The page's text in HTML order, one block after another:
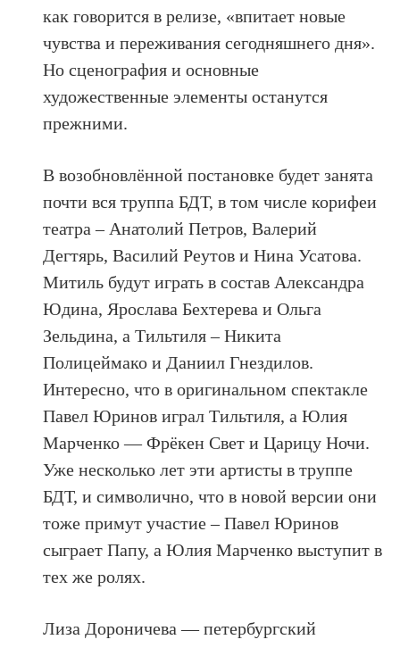
как говорится в релизе, «впитает новые
чувства и переживания сегодняшнего дня».
Но сценография и основные
художественные элементы останутся
прежними.
В возобновлённой постановке будет занята
почти вся труппа БДТ, в том числе корифеи
театра – Анатолий Петров, Валерий
Дегтярь, Василий Реутов и Нина Усатова.
Митиль будут играть в состав Александра
Юдина, Ярослава Бехтерева и Ольга
Зельдина, а Тильтиля – Никита
Полицеймако и Даниил Гнездилов.
Интересно, что в оригинальном спектакле
Павел Юринов играл Тильтиля, а Юлия
Марченко — Фрёкен Свет и Царицу Ночи.
Уже несколько лет эти артисты в труппе
БДТ, и символично, что в новой версии они
тоже примут участие – Павел Юринов
сыграет Папу, а Юлия Марченко выступит в
тех же ролях.
Лиза Дороничева — петербургский